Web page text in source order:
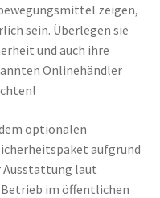
zeigen,
sein. Überlegen sie
und auch ihre
Onlinehändler
optionalen
aufgrund
Ausstattung laut
im öffentlichen